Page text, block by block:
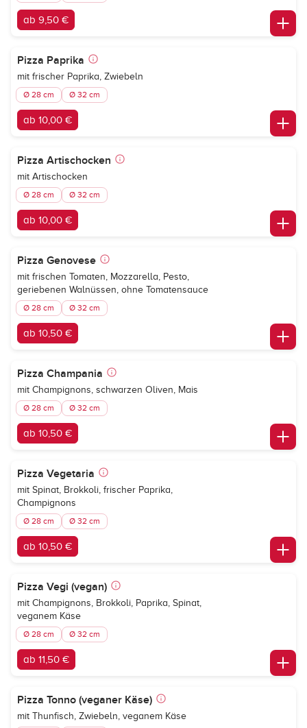
ab 9,50 €
Pizza Paprika
mit frischer Paprika, Zwiebeln
Ø 28 cm Ø 32 cm
ab 10,00 €
Pizza Artischocken
mit Artischocken
Ø 28 cm Ø 32 cm
ab 10,00 €
Pizza Genovese
mit frischen Tomaten, Mozzarella, Pesto,
geriebenen Walnüssen, ohne Tomatensauce
Ø 28 cm Ø 32 cm
ab 10,50 €
Pizza Champania
mit Champignons, schwarzen Oliven, Mais
Ø 28 cm Ø 32 cm
ab 10,50 €
Pizza Vegetaria
mit Spinat, Brokkoli, frischer Paprika,
Champignons
Ø 28 cm Ø 32 cm
ab 10,50 €
Pizza Vegi (vegan)
mit Champignons, Brokkoli, Paprika, Spinat,
veganem Käse
Ø 28 cm Ø 32 cm
ab 11,50 €
Pizza Tonno (veganer Käse)
mit Thunfisch, Zwiebeln, veganem Käse